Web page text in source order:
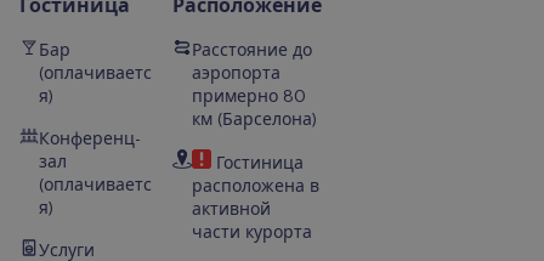
Гостиница
Бар
(оплачиваетс
я)
Конференц-
зал
(оплачиваетс
я)
Услуги
Расположение
Расстояние до
аэропорта
примерно 80
км (Барселона)
Гостиница
расположена в
активной
части курорта